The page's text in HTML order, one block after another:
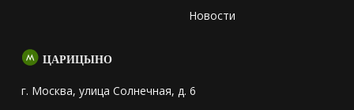
Новости
ЦАРИЦЫНО
г. Москва, улица Солнечная, д. 6